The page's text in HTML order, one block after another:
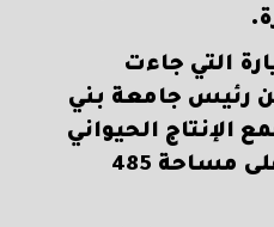
التي جاءت
رئيس جامعة بني
الحيواني
المتكامل الذي يمتد على مساحة 485